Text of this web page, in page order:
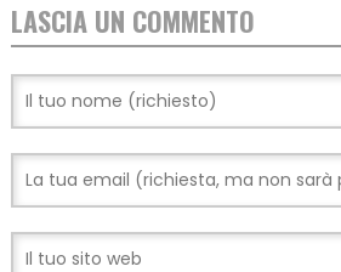
LASCIA UN COMMENTO